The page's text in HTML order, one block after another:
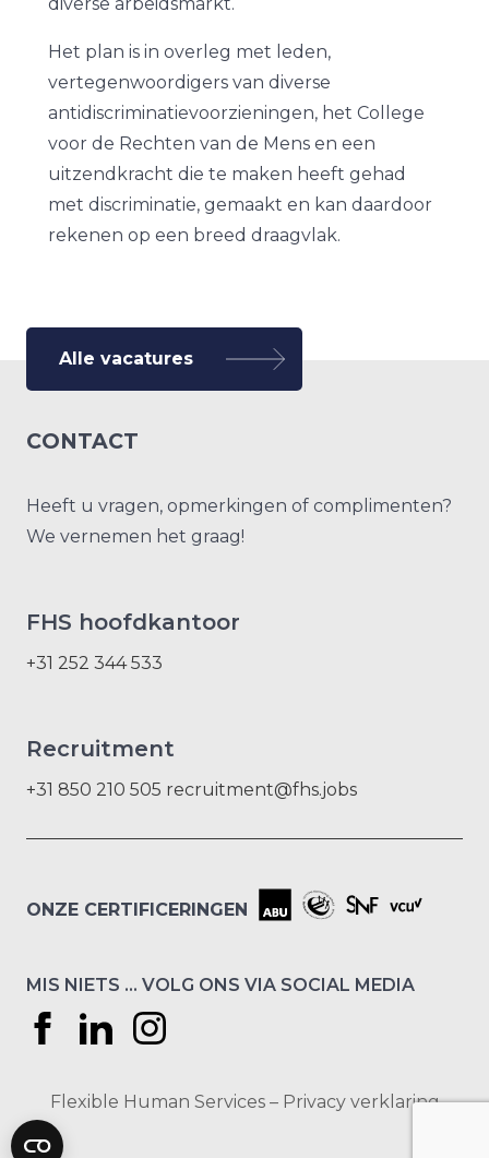
Het plan is in overleg met leden,
vertegenwoordigers van diverse
antidiscriminatievoorzieningen, het College
voor de Rechten van de Mens en een
uitzendkracht die te maken heeft gehad
met discriminatie, gemaakt en kan daardoor
rekenen op een breed draagvlak.
Alle vacatures
CONTACT
Heeft u vragen, opmerkingen of complimenten?
We vernemen het graag!
FHS hoofdkantoor
+31 252 344 533
Recruitment
+31 850 210 505 recruitment@fhs.jobs
ONZE CERTIFICERINGEN
MIS NIETS … VOLG ONS VIA SOCIAL MEDIA
Flexible Human Services – Privacy verklaring